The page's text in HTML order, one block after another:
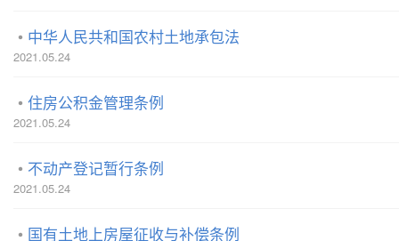
中华人民共和国农村土地承包法
2021.05.24
住房公积金管理条例
2021.05.24
不动产登记暂行条例
2021.05.24
国有土地上房屋征收与补偿条例